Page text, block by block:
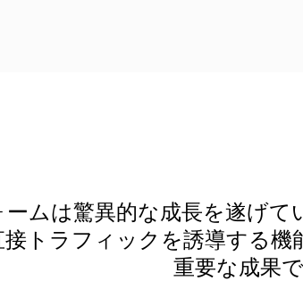
ームは驚異的な成長を遂げ
接トラフィックを誘導する
重要な成果で